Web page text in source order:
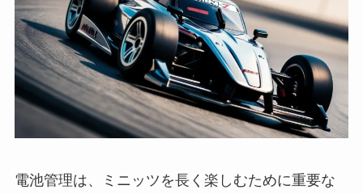
電池管理は、ミニッツを長く楽しむために重要な